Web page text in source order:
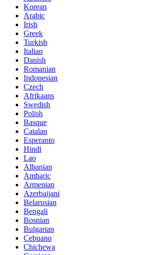
Korean
Arabic
Irish
Greek
Turkish
Italian
Danish
Romanian
Indonesian
Czech
Afrikaans
Swedish
Polish
Basque
Catalan
Esperanto
Hindi
Lao
Albanian
Amharic
Armenian
Azerbaijani
Belarusian
Bengali
Bosnian
Bulgarian
Cebuano
Chichewa